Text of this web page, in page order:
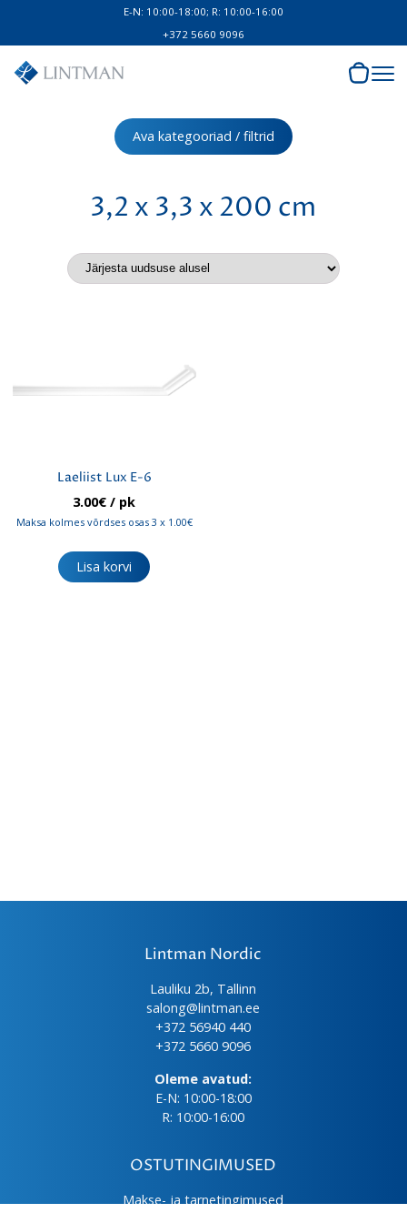
E-N: 10:00-18:00; R: 10:00-16:00
+372 5660 9096
Ava kategooriad / filtrid
3,2 x 3,3 x 200 cm
Laeliist Lux E-6
3.00€ / pk
Maksa kolmes võrdses osas 3 x 1.00€
Lisa korvi
Lintman Nordic
Lauliku 2b, Tallinn
salong@lintman.ee
+372 56940 440
+372 5660 9096
Oleme avatud:
E-N: 10:00-18:00
R: 10:00-16:00
OSTUTINGIMUSED
Makse- ja tarnetingimused